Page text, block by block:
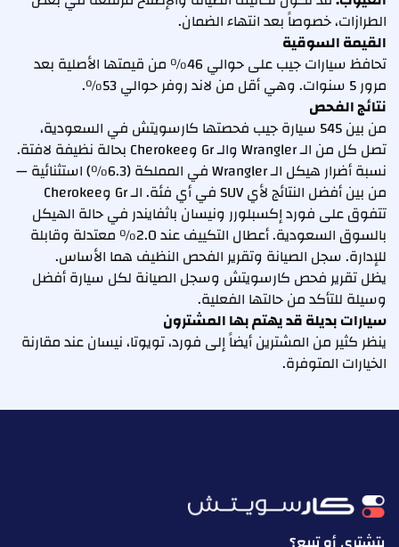
الطرازات، خصوصاً بعد انتهاء الضمان.
القيمة السوقية
تحافظ سيارات جيب على حوالي 46% من قيمتها الأصلية بعد
مرور 5 سنوات. وهي أقل من لاند روفر حوالي 53%.
نتائج الفحص
من بين 545 سيارة جيب فحصتها كارسويتش في السعودية،
تصل كل من الـ Wrangler والـ Gr وCherokee بحالة نظيفة لافتة.
نسبة أضرار هيكل الـ Wrangler في المملكة (6.3%) استثنائية —
من بين أفضل النتائج لأي SUV في أي فئة. الـ Gr وCherokee
تتفوق على فورد إكسبلورر ونيسان باثفايندر في حالة الهيكل
بالسوق السعودية. أعطال التكييف عند 2.0% معتدلة وقابلة
للإدارة. سجل الصيانة وتقرير الفحص النظيف هما الأساس.
يظل تقرير فحص كارسويتش وسجل الصيانة لكل سيارة أفضل
وسيلة للتأكد من حالتها الفعلية.
سيارات بديلة قد يهتم بها المشترون
ينظر كثير من المشترين أيضاً إلى فورد، تويوتا، نيسان عند مقارنة
الخيارات المتوفرة.